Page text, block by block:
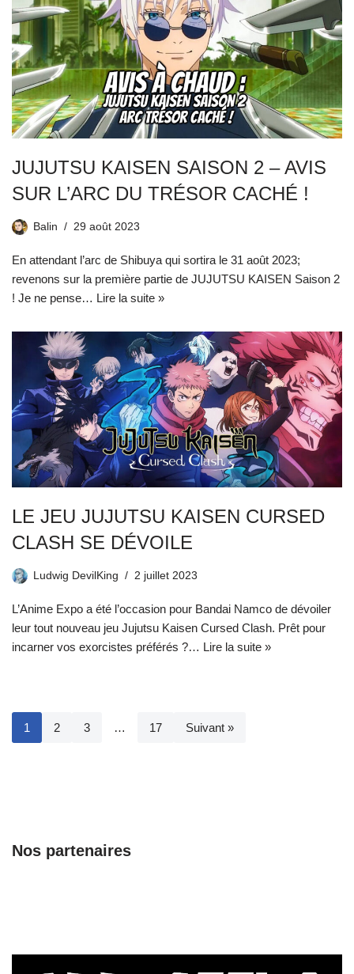
JUJUTSU KAISEN SAISON 2 – AVIS
SUR L’ARC DU TRÉSOR CACHÉ !
Balin 29 août 2023
En attendant l’arc de Shibuya qui sortira le 31 août 2023;
revenons sur la première partie de JUJUTSU KAISEN Saison 2
! Je ne pense… Lire la suite »
LE JEU JUJUTSU KAISEN CURSED
CLASH SE DÉVOILE
Ludwig DevilKing 2 juillet 2023
L’Anime Expo a été l’occasion pour Bandai Namco de dévoiler
leur tout nouveau jeu Jujutsu Kaisen Cursed Clash. Prêt pour
incarner vos exorcistes préférés ?… Lire la suite »
1 2 3 … 17 Suivant »
Nos partenaires